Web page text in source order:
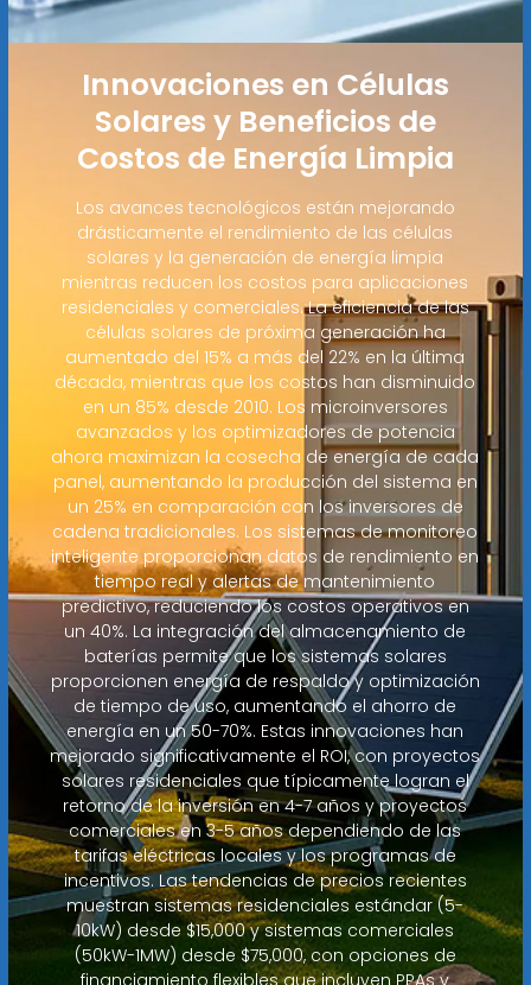
Innovaciones en Células
Solares y Beneficios de
Costos de Energía Limpia
Los avances tecnológicos están mejorando
drásticamente el rendimiento de las células
solares y la generación de energía limpia
mientras reducen los costos para aplicaciones
residenciales y comerciales. La eficiencia de las
células solares de próxima generación ha
aumentado del 15% a más del 22% en la última
década, mientras que los costos han disminuido
en un 85% desde 2010. Los microinversores
avanzados y los optimizadores de potencia
ahora maximizan la cosecha de energía de cada
panel, aumentando la producción del sistema en
un 25% en comparación con los inversores de
cadena tradicionales. Los sistemas de monitoreo
inteligente proporcionan datos de rendimiento en
tiempo real y alertas de mantenimiento
predictivo, reduciendo los costos operativos en
un 40%. La integración del almacenamiento de
baterías permite que los sistemas solares
proporcionen energía de respaldo y optimización
de tiempo de uso, aumentando el ahorro de
energía en un 50-70%. Estas innovaciones han
mejorado significativamente el ROI, con proyectos
solares residenciales que típicamente logran el
retorno de la inversión en 4-7 años y proyectos
comerciales en 3-5 años dependiendo de las
tarifas eléctricas locales y los programas de
incentivos. Las tendencias de precios recientes
muestran sistemas residenciales estándar (5-
10kW) desde $15,000 y sistemas comerciales
(50kW-1MW) desde $75,000, con opciones de
financiamiento flexibles que incluyen PPAs y